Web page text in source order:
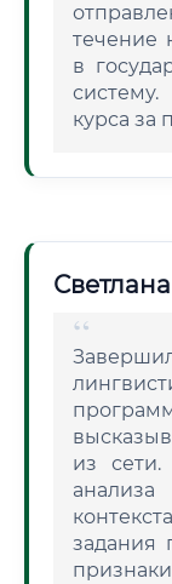
течение
в
курса за
из
задания